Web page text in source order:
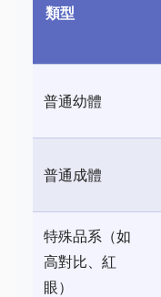
類型
普通幼體
普通成體
特殊品系（如
高對比、紅
眼）